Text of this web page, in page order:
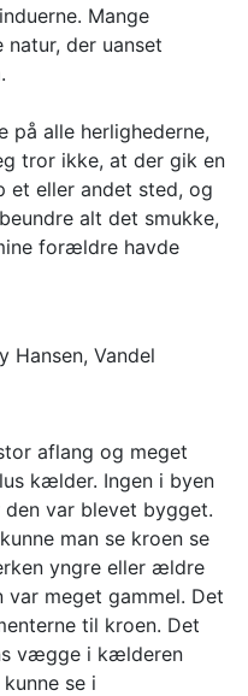
Mange
natur, der uanset
på alle herlighederne,
tror ikke, at der gik en
et eller andet sted, og
alt det smukke,
forældre havde
Hansen, Vandel
aflang og meget
kælder. Ingen i byen
var blevet bygget.
man se kroen se
yngre eller ældre
var meget gammel. Det
til kroen. Det
vægge i kælderen
se i